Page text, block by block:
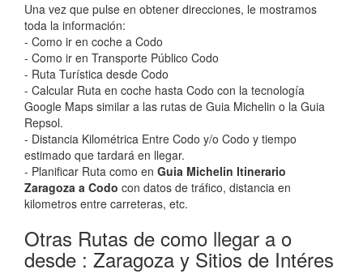
Una vez que pulse en obtener direcciones, le mostramos
toda la información:
- Como ir en coche a Codo
- Como ir en Transporte Público Codo
- Ruta Turística desde Codo
- Calcular Ruta en coche hasta Codo con la tecnología
Google Maps similar a las rutas de Guia Michelin o la Guia
Repsol.
- Distancia Kilométrica Entre Codo y/o Codo y tiempo
estimado que tardará en llegar.
- Planificar Ruta como en Guia Michelin Itinerario
Zaragoza a Codo con datos de tráfico, distancia en
kilometros entre carreteras, etc.
Otras Rutas de como llegar a o
desde : Zaragoza y Sitios de Intéres